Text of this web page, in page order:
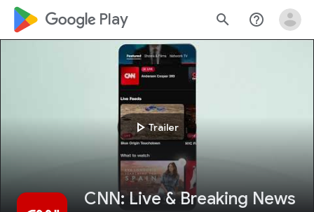
google_logo Play search help_outline
play_arrowTrailer
CNN: Live & Breaking News